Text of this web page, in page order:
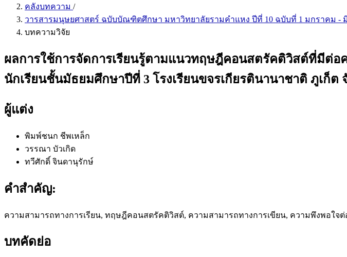
คลังบทความ /
วารสารมนุษยศาสตร์ ฉบับบัณฑิตศึกษา มหาวิทยาลัยรามคำแหง ปีที่ 10 ฉบับที่ 1 มกราคม -
บทความวิจัย
ผลการใช้การจัดการเรียนรู้ตามแนวทฤษฎีคอนสตรัคติวิสต์ที่มีต่อ
นักเรียนชั้นมัธยมศึกษาปีที่ 3 โรงเรียนขจรเกียรตินานาชาติ ภูเก็ต
ผู้แต่ง
พิมพ์ชนก ชีพเหล็ก
วรรณา บัวเกิด
ทวีศักดิ์ จินดานุรักษ์
คำสำคัญ:
ความสามารถทางการเรียน, ทฤษฎีคอนสตรัคติวิสต์, ความสามารถทางการเขียน, ความพึงพอใจต่
บทคัดย่อ